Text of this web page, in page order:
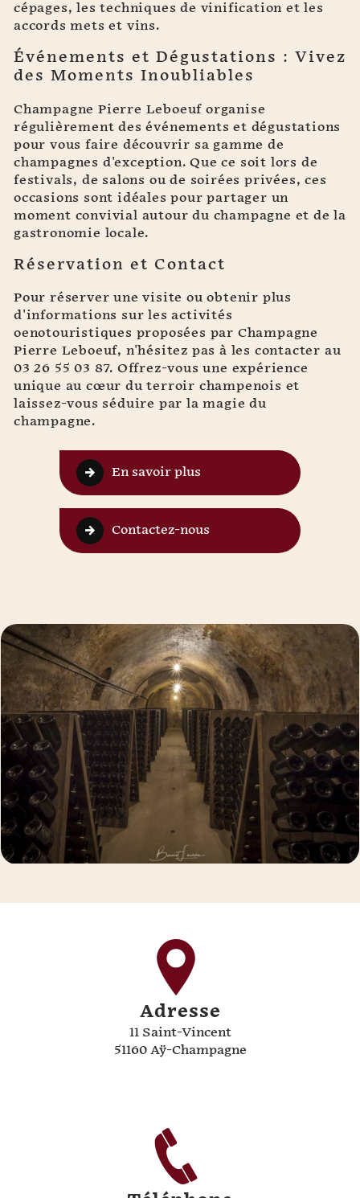
cépages, les techniques de vinification et les
accords mets et vins.
Événements et Dégustations : Vivez
des Moments Inoubliables
Champagne Pierre Leboeuf organise
régulièrement des événements et dégustations
pour vous faire découvrir sa gamme de
champagnes d'exception. Que ce soit lors de
festivals, de salons ou de soirées privées, ces
occasions sont idéales pour partager un
moment convivial autour du champagne et de la
gastronomie locale.
Réservation et Contact
Pour réserver une visite ou obtenir plus
d'informations sur les activités
oenotouristiques proposées par Champagne
Pierre Leboeuf, n'hésitez pas à les contacter au
03 26 55 03 87. Offrez-vous une expérience
unique au cœur du terroir champenois et
laissez-vous séduire par la magie du
champagne.
En savoir plus
Contactez-nous
Adresse
11 Saint-Vincent
51160 Aÿ-Champagne